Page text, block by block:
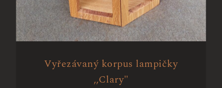
Vyřezávaný korpus lampičky
,,Clary"